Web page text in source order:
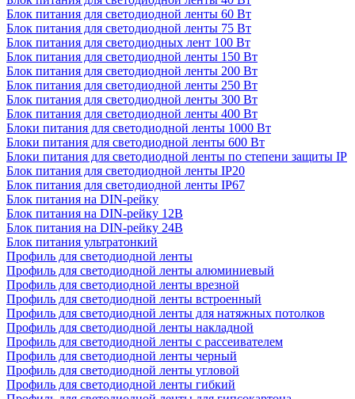
Блок питания для светодиодной ленты 60 Вт
Блок питания для светодиодной ленты 75 Вт
Блок питания для светодиодных лент 100 Вт
Блок питания для светодиодной ленты 150 Вт
Блок питания для светодиодной ленты 200 Вт
Блок питания для светодиодной ленты 250 Вт
Блок питания для светодиодной ленты 300 Вт
Блок питания для светодиодной ленты 400 Вт
Блоки питания для светодиодной ленты 1000 Вт
Блоки питания для светодиодной ленты 600 Вт
Блоки питания для светодиодной ленты по степени защиты IP
Блок питания для светодиодной ленты IP20
Блок питания для светодиодной ленты IP67
Блок питания на DIN-рейку
Блок питания на DIN-рейку 12В
Блок питания на DIN-рейку 24В
Блок питания ультратонкий
Профиль для светодиодной ленты
Профиль для светодиодной ленты алюминиевый
Профиль для светодиодной ленты врезной
Профиль для светодиодной ленты встроенный
Профиль для светодиодной ленты для натяжных потолков
Профиль для светодиодной ленты накладной
Профиль для светодиодной ленты с рассеивателем
Профиль для светодиодной ленты черный
Профиль для светодиодной ленты угловой
Профиль для светодиодной ленты гибкий